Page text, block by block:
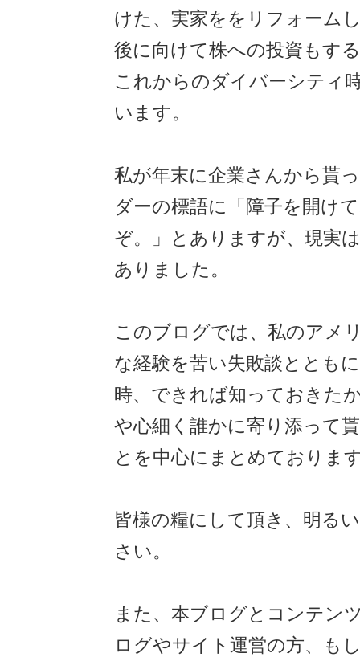
けた、実家ををリフォーム
後に向けて株への投資もす
これからのダイバーシティ
います。
私が年末に企業さんから貰
ダーの標語に「障子を開け
ぞ。」とありますが、現実
ありました。
このブログでは、私のアメ
な経験を苦い失敗談ととも
時、できれば知っておきた
や心細く誰かに寄り添って
とを中心にまとめておりま
皆様の糧にして頂き、明る
さい。
また、本ブログとコンテン
ログやサイト運営の方、も